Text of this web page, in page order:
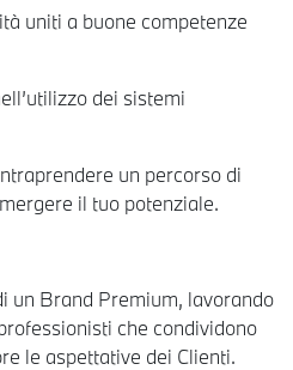
uniti a buone competenze
dei sistemi
un percorso di
il tuo potenziale.
un Brand Premium, lavorando
che condividono
le aspettative dei Clienti.